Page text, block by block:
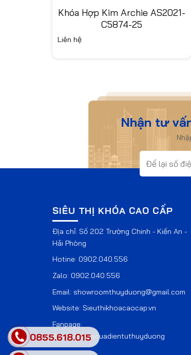
Khóa Hợp Kim Archie AS2021-
C5874-25
Liên hệ
Nhận tư
SIÊU THỊ KHÓA CAO CẤP
Địa chỉ: Số 202 Trường Chinh - Kiến An -
Hải Phòng
Hotine: 0902.040.556
Zalo: 0902.040.556
Email: showroomthuyduong@gmail.com
Website: Sieuthikhoacaocap.vn
Fanpage:
fb.com/khoacuadientuthuyduong
0855.618.015